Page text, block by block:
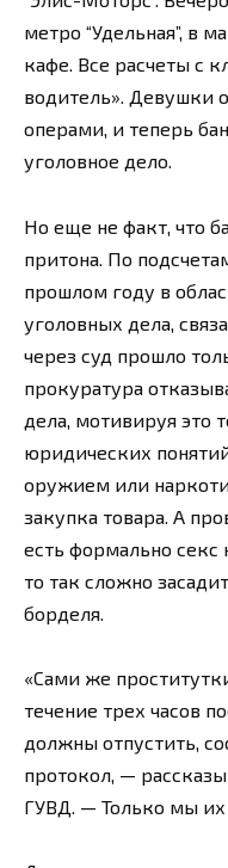
метро “Удельная”, в
кафе. Все расчеты с
водитель». Девушки
операми, и теперь
уголовное дело.
Но еще не факт, что
притона. По
прошлом году в
уголовных дела,
через суд прошло
прокуратура
дела, мотивируя это
юридических
оружием или
закупка товара. А
есть формально
то так сложно
борделя.
«Сами же
течение трех часов
должны отпустить,
протокол, —
ГУВД. — Только мы их